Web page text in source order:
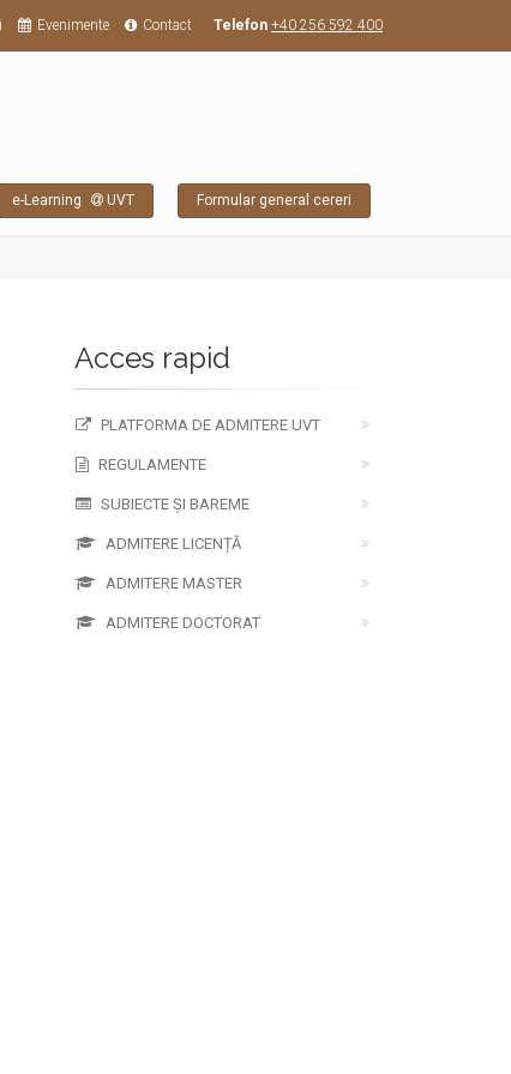
Evenimente Contact Telefon +40 256 592 400
e-Learning UVT Formular general cereri
Acces rapid
PLATFORMA DE ADMITERE UVT
REGULAMENTE
SUBIECTE ȘI BAREME
ADMITERE LICENȚĂ
ADMITERE MASTER
ADMITERE DOCTORAT